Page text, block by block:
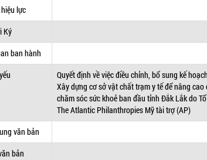
lực
Ký
ban hành
Quyết định về việc điều chỉnh, bổ sung kế
Xây dựng cơ sở vật chất trạm y tế để nâng
chăm sóc sức khoẻ ban đầu tỉnh Đắk Lắk do
The Atlantic Philanthropies Mỹ tài trợ (AP)
văn bản
bản